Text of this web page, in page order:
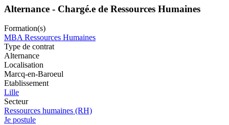
Alternance - Chargé.e de Ressources Humaines
Formation(s)
MBA Ressources Humaines
Type de contrat
Alternance
Localisation
Marcq-en-Baroeul
Etablissement
Lille
Secteur
Ressources humaines (RH)
Je postule